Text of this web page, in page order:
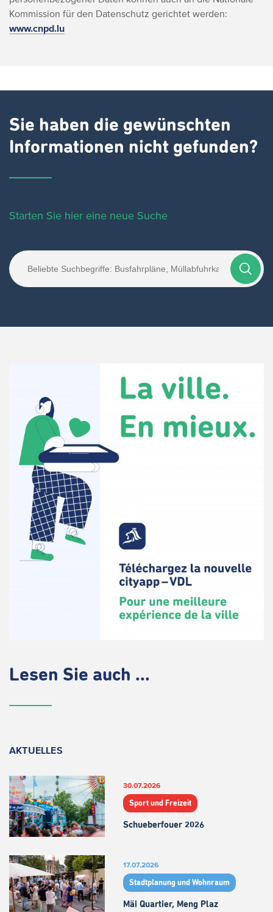
Kommission für den Datenschutz gerichtet werden:
www.cnpd.lu
Sie haben die gewünschten
Informationen nicht gefunden?
Starten Sie hier eine neue Suche
Lesen Sie auch ...
AKTUELLES
30.07.2026
Sport und Freizeit
Schueberfouer 2026
17.07.2026
Stadtplanung und Wohnraum
Mäi Quartier, Meng Plaz